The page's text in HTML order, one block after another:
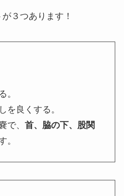
３つあります！
。
を良くする。
で、 首、脇の下、股関
。